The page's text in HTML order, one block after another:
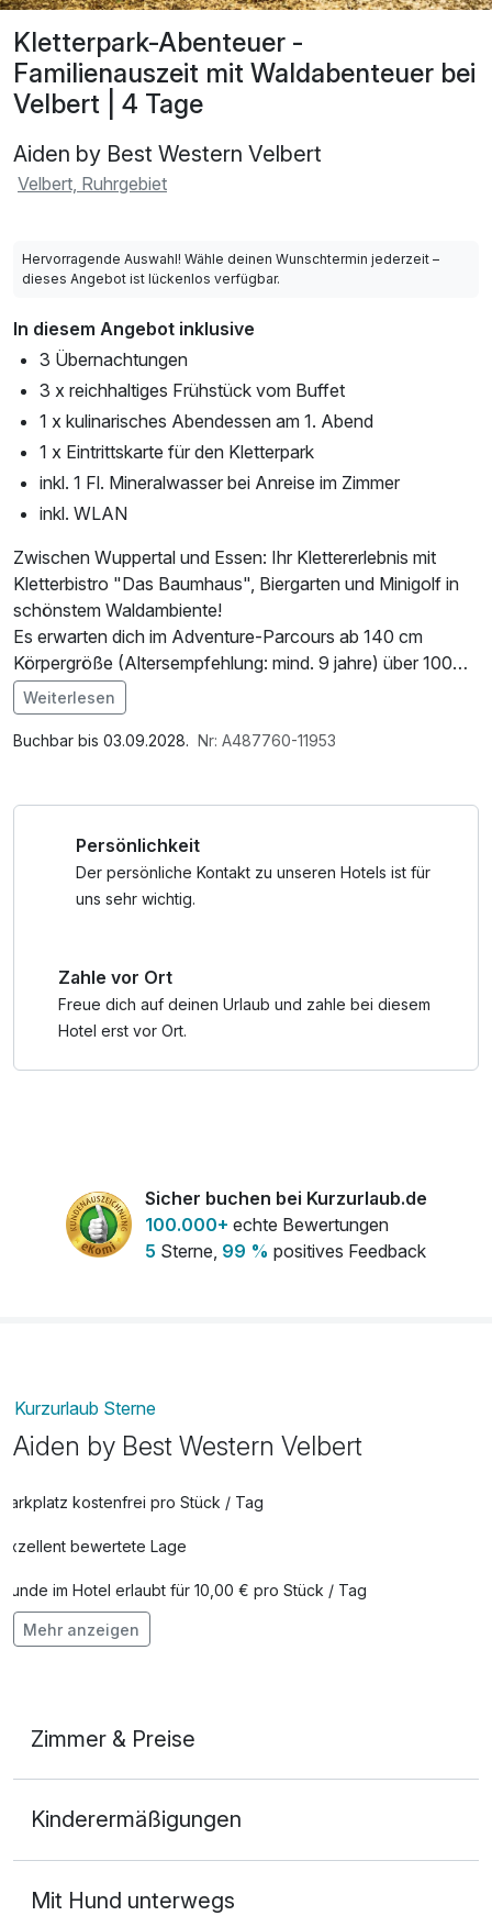
Kletterpark-Abenteuer -
Familienauszeit mit Waldabenteuer bei
Velbert | 4 Tage
Aiden by Best Western Velbert
Velbert, Ruhrgebiet
Hervorragende Auswahl! Wähle deinen Wunschtermin jederzeit –
dieses Angebot ist lückenlos verfügbar.
In diesem Angebot inklusive
3 Übernachtungen
3 x reichhaltiges Frühstück vom Buffet
1 x kulinarisches Abendessen am 1. Abend
1 x Eintrittskarte für den Kletterpark
inkl. 1 Fl. Mineralwasser bei Anreise im Zimmer
inkl. WLAN
Zwischen Wuppertal und Essen: Ihr Klettererlebnis mit
Kletterbistro "Das Baumhaus", Biergarten und Minigolf in
schönstem Waldambiente!
Es erwarten dich im Adventure-Parcours ab 140 cm
Körpergröße (Altersempfehlung: mind. 9 jahre) über 100
Kletterelemente, Seilrutschen, Tarzansprünge,
Todesschleuder, Banana-Jump, Kletterlabyrinth und
Xtremparcours. Kinder-Parcours ab 105 cm.
mini golf in a beautiful forest setting!
Over 100 climbing elements, zip lines, Tarzan jumps, a
death sling, banana jumps, a climbing labyrinth, and an
years). A children's course is available for children over
105 cm tall.
Im Angebot enthalten
1 Flasche Mineralwasser, W-LAN Nutzung /
Weiterlesen
Buchbar bis 03.09.2028. Nr: A487760-11953
Persönlichkeit
Der persönliche Kontakt zu unseren Hotels ist für
uns sehr wichtig.
Zahle vor Ort
Freue dich auf deinen Urlaub und zahle bei diesem
Hotel erst vor Ort.
Sicher buchen bei Kurzurlaub.de
100.000+ echte Bewertungen
5 Sterne, 99 % positives Feedback
Kurzurlaub Sterne
Aiden by Best Western Velbert
Parkplatz kostenfrei pro Stück / Tag
Exzellent bewertete Lage
Hunde im Hotel erlaubt für 10,00 € pro Stück / Tag
Auch vegetarische Speisen
Zimmerservice verfügbar
Mehr anzeigen
Zimmer & Preise
3 Erwachsene und 1 Kind
Kinderermäßigungen
Mit Hund unterwegs